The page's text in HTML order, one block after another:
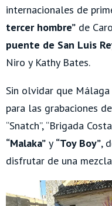
internacionales de
tercer hombre” de
puente de San Luis
Niro y Kathy Bates.
Sin olvidar que
para las grabaciones
“Snatch”, “Brigada
“Malaka” y “Toy Boy”,
disfrutar de una